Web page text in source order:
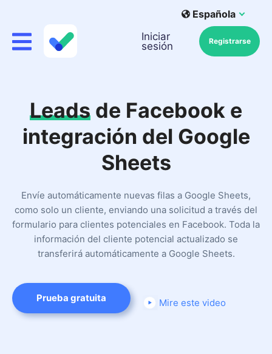
Española
Iniciar
sesión
Registrarse
Leads de Facebook e
integración del Google
Sheets
Envíe automáticamente nuevas filas a Google Sheets,
como solo un cliente, enviando una solicitud a través del
formulario para clientes potenciales en Facebook. Toda la
información del cliente potencial actualizado se
transferirá automáticamente a Google Sheets.
Prueba gratuita Mire este video